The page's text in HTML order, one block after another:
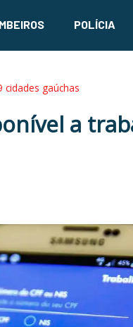
POLÍCIA
gaúchas
a